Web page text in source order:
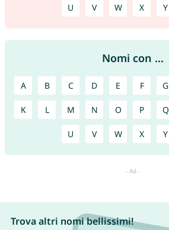
U V W X Y
Nomi con ...
A B C D E F G
K L M N O P Q
U V W X Y
Trova altri nomi bellissimi!